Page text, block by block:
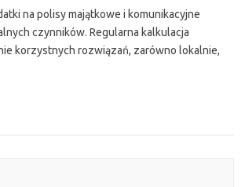
na polisy majątkowe i komunikacyjne
czynników. Regularna kalkulacja
korzystnych rozwiązań, zarówno lokalnie,